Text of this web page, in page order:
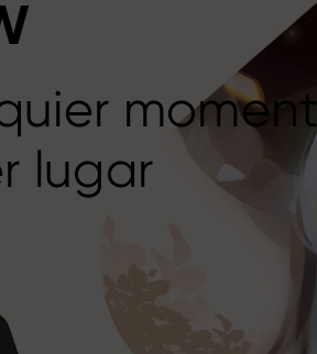
lugar